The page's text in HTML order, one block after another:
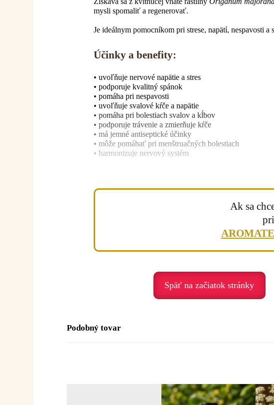
mysli spomaliť a regenerovať.
Je ideálnym pomocníkom pri strese, napätí, nespavosti a
Účinky a benefity:
• uvoľňuje nervové napätie a stres
• podporuje kvalitný spánok
• pomáha pri nespavosti
• uvoľňuje svalové kŕče a napätie
• pomáha pri bolestiach svalov a kĺbov
• podporuje trávenie a zmierňuje kŕče
• má jemné antiseptické účinky
• môže pomáhať pri menštruačných bolestiach
• harmonizuje nervový systém
Majoránka je olej pokoja, bezpečia a uvoľnenia.
• napätie – uvoľňuje telo aj myseľ
Duchovné posolstvo:
Posolstvo:
1–2 kvapky na vreckovku alebo do dlane
2–3 kvapky do 10 mlrastlinného oleja
Ak sa
Späť na začiatok stránky
Podobný tovar